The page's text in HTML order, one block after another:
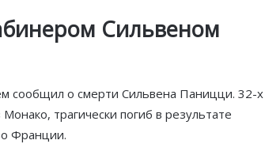
Сильвеном
сообщил о смерти Сильвена Паницци. 32-х
трагически погиб в результате
Франции.